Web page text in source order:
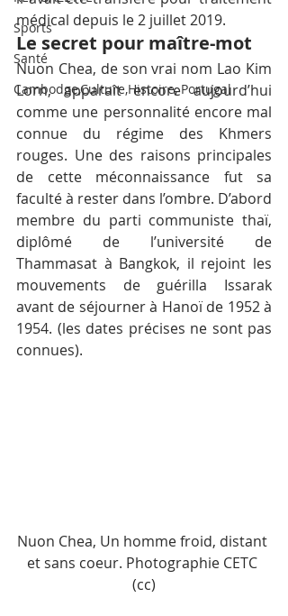
Sports
Santé
Cambodge,Culture,Histoire, Portugal
médical depuis le 2 juillet 2019.
Le secret pour maître-mot
Nuon Chea, de son vrai nom Lao Kim
Lorn, apparaît encore aujourd’hui
comme une personnalité encore mal
connue du régime des Khmers
rouges. Une des raisons principales
de cette méconnaissance fut sa
faculté à rester dans l’ombre. D’abord
membre du parti communiste thaï,
diplômé de l’université de
Thammasat à Bangkok, il rejoint les
mouvements de guérilla Issarak
avant de séjourner à Hanoï de 1952 à
1954. (les dates précises ne sont pas
connues).
Nuon Chea, Un homme froid, distant
et sans coeur. Photographie CETC
(cc)